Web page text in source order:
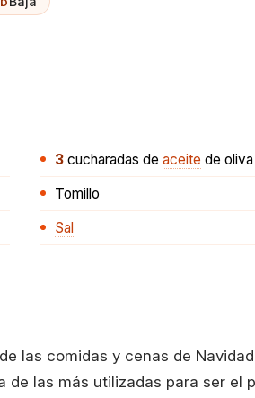
3 cucharadas de aceite de oliva
Tomillo
Sal
las comidas y cenas de
de las más utilizadas para ser el